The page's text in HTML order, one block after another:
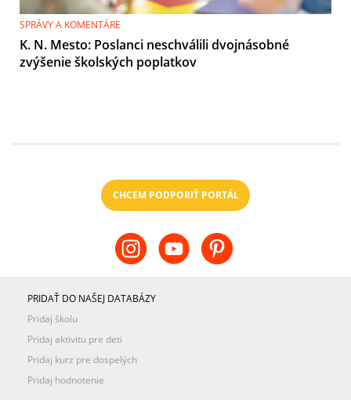
SPRÁVY A KOMENTÁRE
K. N. Mesto: Poslanci neschválili dvojnásobné
zvýšenie školských poplatkov
CHCEM PODPORIŤ PORTÁL
PRIDAŤ DO NAŠEJ DATABÁZY
Pridaj školu
Pridaj aktivitu pre deti
Pridaj kurz pre dospelých
Pridaj hodnotenie